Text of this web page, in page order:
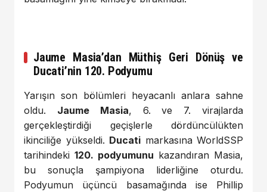
Jaume Masia’dan Müthiş Geri Dönüş ve
Ducati’nin 120. Podyumu
Yarışın son bölümleri heyacanlı anlara sahne
oldu. Jaume Masia, 6. ve 7. virajlarda
gerçekleştirdiği geçişlerle dördüncülükten
ikinciliğe yükseldi. Ducati markasına WorldSSP
tarihindeki 120. podyumunu kazandıran Masia,
bu sonuçla şampiyona liderliğine oturdu.
Podyumun üçüncü basamağında ise Phillip